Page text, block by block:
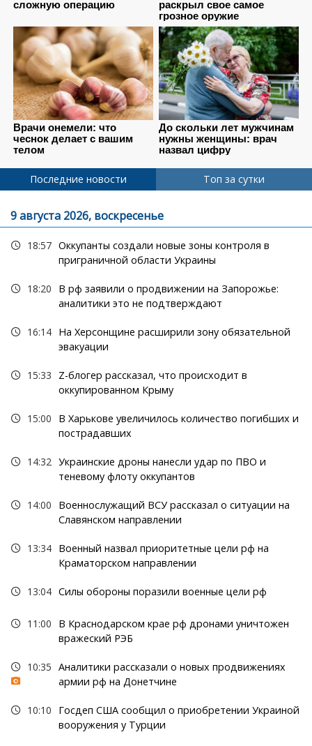
Последние новости Топ за сутки
9 августа 2026, воскресенье
18:57 Оккупанты создали новые зоны контроля в
приграничной области Украины
18:20
В рф заявили о продвижении на Запорожье:
аналитики это не подтверждают
16:14 На Херсонщине расширили зону обязательной
эвакуации
15:33
Z-блогер рассказал, что происходит в
оккупированном Крыму
15:00
В Харькове увеличилось количество погибших и
пострадавших
14:32 Украинские дроны нанесли удар по ПВО и
теневому флоту оккупантов
14:00
Военнослужащий ВСУ рассказал о ситуации на
Славянском направлении
13:34 Военный назвал приоритетные цели рф на
Краматорском направлении
13:04 Силы обороны поразили военные цели рф
11:00
В Краснодарском крае рф дронами уничтожен
вражеский РЭБ
10:35 Аналитики рассказали о новых продвижениях
армии рф на Донетчине
10:10
Госдеп США сообщил о приобретении Украиной
вооружения у Турции